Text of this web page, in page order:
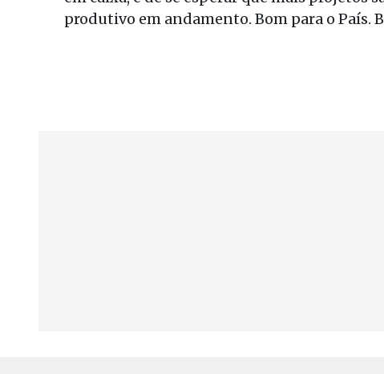
produtivo em andamento. Bom para o País.